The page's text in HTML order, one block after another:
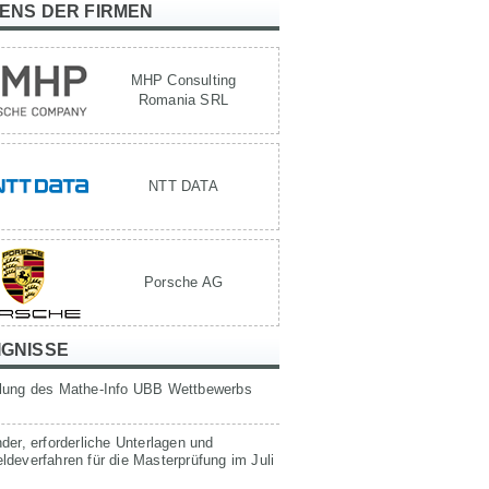
DER FIRMEN
MHP Consulting
Romania SRL
NTT DATA
Porsche AG
des Mathe-Info UBB Wettbewerbs
erforderliche Unterlagen und
für die Masterprüfung im Juli